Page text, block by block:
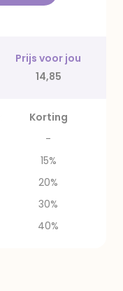
Prijs voor jou
14,85
Korting
-
15%
20%
30%
40%